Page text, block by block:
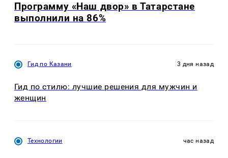
Программу «Наш двор» в Татарстане
выполнили на 86%
Гид по Казани 3 дня назад
Гид по стилю: лучшие решения для мужчин и
женщин
Технологии час назад